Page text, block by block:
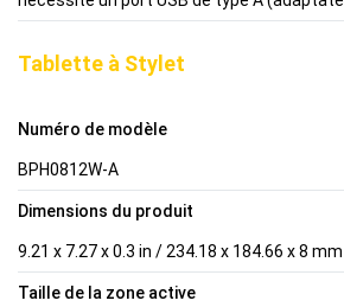
Tablette à Stylet
Numéro de modèle
BPH0812W-A
Dimensions du produit
9.21 x 7.27 x 0.3 in / 234.18 x 184.66 x 8 mm
Taille de la zone active